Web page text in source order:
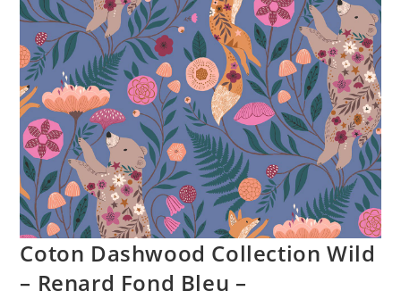
Coton Dashwood Collection Wild
– Renard Fond Bleu –